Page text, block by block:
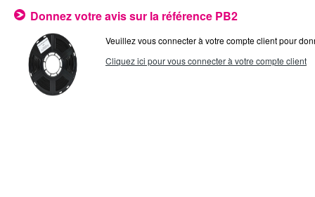
Donnez votre avis sur la référence PB2
Veuillez vous connecter à votre compte client pour
Cliquez ici pour vous connecter à votre compte client